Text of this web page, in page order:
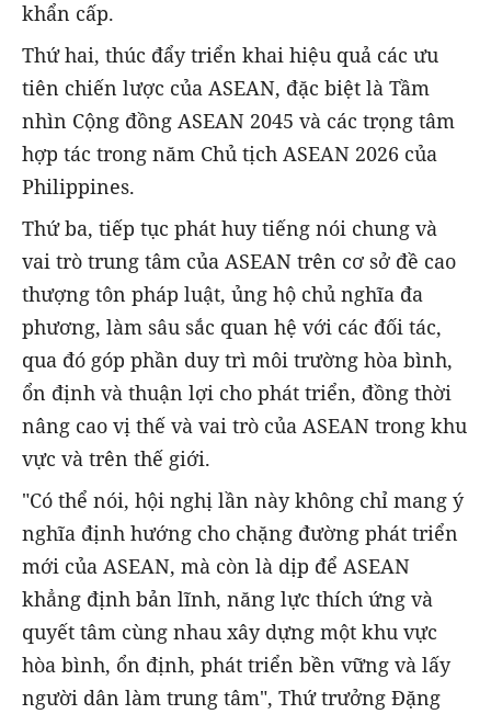
khẩn cấp.
Thứ hai, thúc đẩy triển khai hiệu quả các ưu
tiên chiến lược của ASEAN, đặc biệt là Tầm
nhìn Cộng đồng ASEAN 2045 và các trọng tâm
hợp tác trong năm Chủ tịch ASEAN 2026 của
Philippines.
Thứ ba, tiếp tục phát huy tiếng nói chung và
vai trò trung tâm của ASEAN trên cơ sở đề cao
thượng tôn pháp luật, ủng hộ chủ nghĩa đa
phương, làm sâu sắc quan hệ với các đối tác,
qua đó góp phần duy trì môi trường hòa bình,
ổn định và thuận lợi cho phát triển, đồng thời
nâng cao vị thế và vai trò của ASEAN trong khu
vực và trên thế giới.
"Có thể nói, hội nghị lần này không chỉ mang ý
nghĩa định hướng cho chặng đường phát triển
mới của ASEAN, mà còn là dịp để ASEAN
khẳng định bản lĩnh, năng lực thích ứng và
quyết tâm cùng nhau xây dựng một khu vực
hòa bình, ổn định, phát triển bền vững và lấy
người dân làm trung tâm", Thứ trưởng Đặng